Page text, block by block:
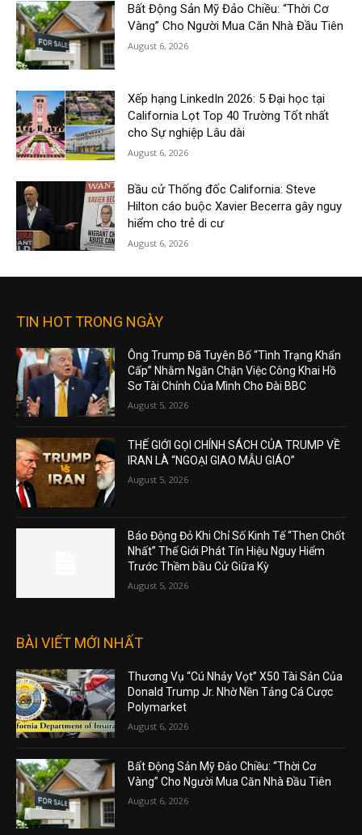
Bất Động Sản Mỹ Đảo Chiều: “Thời Cơ
Vàng” Cho Người Mua Căn Nhà Đầu Tiên
August 6, 2026
Xếp hạng LinkedIn 2026: 5 Đại học tại
California Lọt Top 40 Trường Tốt nhất
cho Sự nghiệp Lâu dài
August 6, 2026
Bầu cử Thống đốc California: Steve
Hilton cáo buộc Xavier Becerra gây nguy
hiểm cho trẻ di cư
August 6, 2026
TIN HOT TRONG NGÀY
Ông Trump Đã Tuyên Bố “Tình Trạng Khẩn
Cấp” Nhằm Ngăn Chặn Việc Công Khai Hồ
Sơ Tài Chính Của Mình Cho Đài BBC
August 5, 2026
THẾ GIỚI GỌI CHÍNH SÁCH CỦA TRUMP VỀ
IRAN LÀ “NGOẠI GIAO MẪU GIÁO”
August 5, 2026
Báo Động Đỏ Khi Chỉ Số Kinh Tế “Then Chốt
Nhất” Thế Giới Phát Tín Hiệu Nguy Hiểm
Trước Thềm bầu Cử Giữa Kỳ
August 5, 2026
BÀI VIẾT MỚI NHẤT
Thương Vụ “Cú Nhảy Vọt” X50 Tài Sản Của
Donald Trump Jr. Nhờ Nền Tảng Cá Cược
Polymarket
August 6, 2026
Bất Động Sản Mỹ Đảo Chiều: “Thời Cơ
Vàng” Cho Người Mua Căn Nhà Đầu Tiên
August 6, 2026